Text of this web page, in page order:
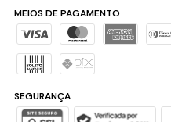
MEIOS DE PAGAMENTO
SEGURANÇA